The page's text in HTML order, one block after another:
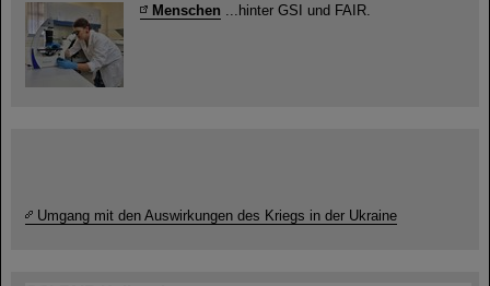
Menschen ...hinter GSI und FAIR.
Umgang mit den Auswirkungen des Kriegs in der Ukraine